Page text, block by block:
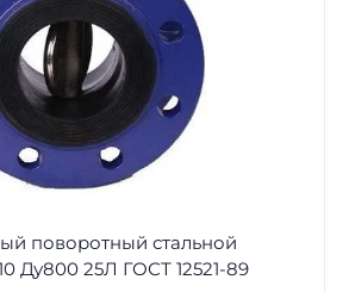
поворотный стальной
Ду800 25Л ГОСТ 12521-89